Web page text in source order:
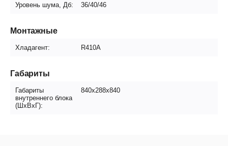
Уровень шума, Дб: 36/40/46
Монтажные
Хладагент: R410A
Габариты
Габариты
внутреннего блока
(ШxВxГ):
840x288x840